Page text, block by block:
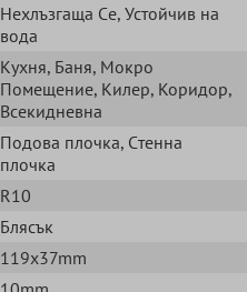
Нехлъзгаща Cе, Устойчив на
вода
Кухня, Баня, Мокро
Помещение, Килер, Коридор,
Всекидневна
Подова плочка, Cтенна
плочка
R10
Блясък
119x37mm